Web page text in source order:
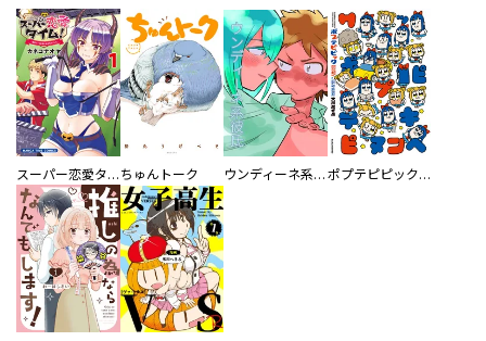
スーパー恋愛タイム！～現場でドＳな彼女は自宅でデレる～ ちゅんトーク ウンディーネ系彼氏 ポプテピピック SEASON EIGHT